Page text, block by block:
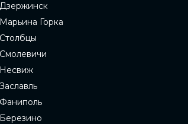
Дзержинск
Марьина Горка
Столбцы
Смолевичи
Несвиж
Заславль
Фаниполь
Березино